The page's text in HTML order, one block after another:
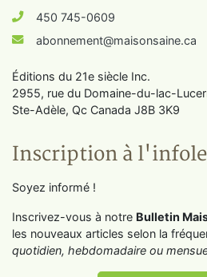
450 745-0609
abonnement@maisonsaine.ca
Éditions du 21e siècle Inc.
2955, rue du Domaine-du-lac-
Ste-Adèle, Qc Canada J8B 3K9
Inscription à
Soyez informé !
Inscrivez-vous à notre Bulletin
les nouveaux articles selon la
quotidien, hebdomadaire ou